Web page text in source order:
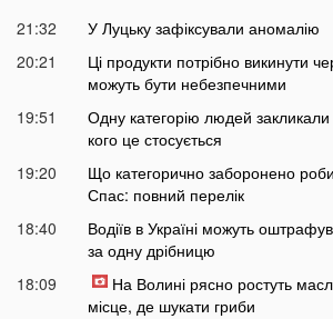
21:32
У Луцьку зафіксували аномалію
20:21
Ці продукти потрібно викинути
можуть бути небезпечними
19:51
Одну категорію людей
кого це стосується
19:20
Що категорично заборонено
Спас: повний перелік
18:40
Водіїв в Україні можуть
за одну дрібницю
18:09
На Волині рясно ростуть
місце, де шукати гриби